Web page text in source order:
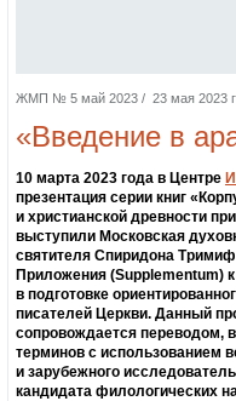
ЖМП № 5 май 2023 / 23 мая 2023
«Введение в
10 марта 2023 года в Центре
презентация серии книг
и христианской древности
выступили Московская
святителя Спиридона
Приложения (Supplementum)
в подготовке
писателей Церкви. Данный
сопровождается переводом,
терминов с использованием
и зарубежного
кандидата филологических